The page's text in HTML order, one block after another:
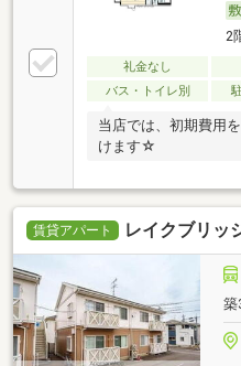
2
礼金なし
バス・トイレ別
当店では、初期費用
けます☆
賃貸アパート レイクブリッ
築